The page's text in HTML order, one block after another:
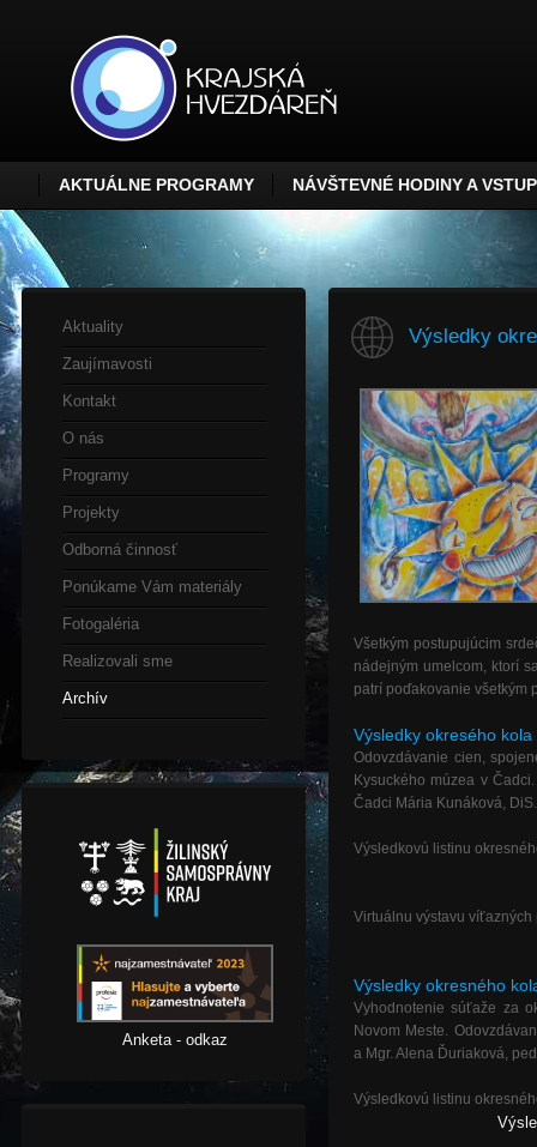
AKTUÁLNE PROGRAMY NÁVŠTEVNÉ HODINY A
Aktuality
Zaujímavosti
Kontakt
O nás
Programy
Projekty
Odborná činnosť
Ponúkame Vám materiály
Fotogaléria
Realizovali sme
Archív
Anketa - odkaz
Výsledky
Všetkým postupujúcim
nádejným umelcom, ktorí
patrí poďakovanie všetkým
Výsledky okresého
Odovzdávanie cien,
Kysuckého múzea v
Čadci Mária Kunáková,
Výsledkovú listinu
Virtuálnu výstavu
Výsledky okresného
Vyhodnotenie súťaže za
Novom Meste.
a Mgr. Alena Ďuriaková,
Výsledkovú listinu